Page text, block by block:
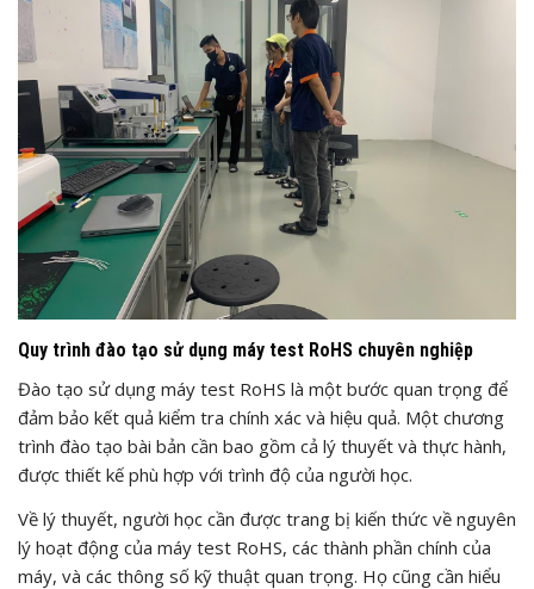
Quy trình đào tạo sử dụng máy test RoHS chuyên nghiệp
Đào tạo sử dụng máy test RoHS là một bước quan trọng để
đảm bảo kết quả kiểm tra chính xác và hiệu quả. Một chương
trình đào tạo bài bản cần bao gồm cả lý thuyết và thực hành,
được thiết kế phù hợp với trình độ của người học.
Về lý thuyết, người học cần được trang bị kiến thức về nguyên
lý hoạt động của máy test RoHS, các thành phần chính của
máy, và các thông số kỹ thuật quan trọng. Họ cũng cần hiểu